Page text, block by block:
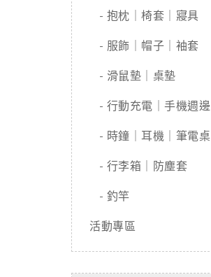
- 抱枕｜椅套｜寢具
- 服飾｜帽子｜袖套
- 滑鼠墊｜桌墊
- 行動充電｜手機週邊
- 時鐘｜耳機｜筆電桌
- 行李箱｜防塵套
- 釣竿
活動專區